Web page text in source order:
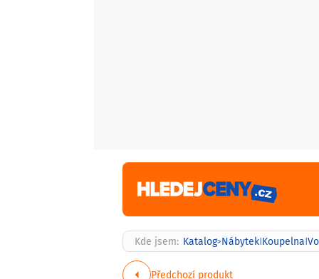
Kde jsem: Katalog>Nábytek|Koupelna|
Předchozí produkt